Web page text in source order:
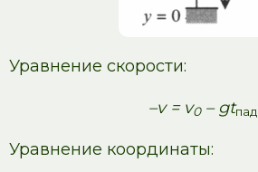
Уравнение скорости:
–v = v0– gtпад
Уравнение координаты: